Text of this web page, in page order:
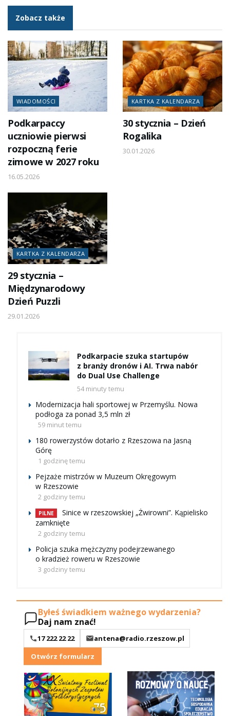
Zobacz także
WIADOMOŚCI
Podkarpaccy
uczniowie pierwsi
rozpoczną ferie
zimowe w 2027 roku
16.05.2026
KARTKA Z KALENDARZA
30 stycznia – Dzień
Rogalika
30.01.2026
KARTKA Z KALENDARZA
29 stycznia –
Międzynarodowy
Dzień Puzzli
29.01.2026
Podkarpacie szuka startupów
z branży dronów i AI. Trwa nabór
do Dual Use Challenge
54 minuty temu
Modernizacja hali sportowej w Przemyślu. Nowa
podłoga za ponad 3,5 mln zł
59 minut temu
180 rowerzystów dotarło z Rzeszowa na Jasną
Górę
1 godzinę temu
Pejzaże mistrzów w Muzeum Okręgowym
w Rzeszowie
2 godziny temu
PILNE
Sinice w rzeszowskiej „Żwirowni”. Kąpielisko
zamknięte
2 godziny temu
Policja szuka mężczyzny podejrzewanego
o kradzież roweru w Rzeszowie
3 godziny temu
Byłeś świadkiem ważnego wydarzenia?
Daj nam znać!
17 222 22 22
antena@radio.rzeszow.pl
Otwórz formularz